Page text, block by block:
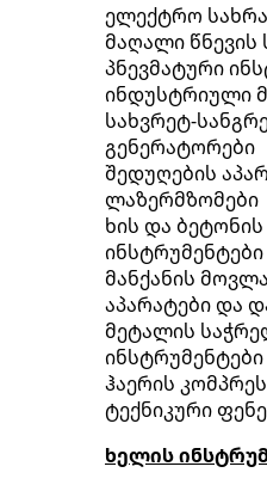
ელექტრო
მაღალი წნევის
პნევმატური
ინდუსტრიული
სახვრეტ-
გენერატორები
შედუღების
ლაზერმზომები
ხის და
ინსტრუმენტები
მანქანის მოვლა
აპარატები და
მეტალის
ინსტრუმენტები
ჰაერის
ტექნიკური
ხელის